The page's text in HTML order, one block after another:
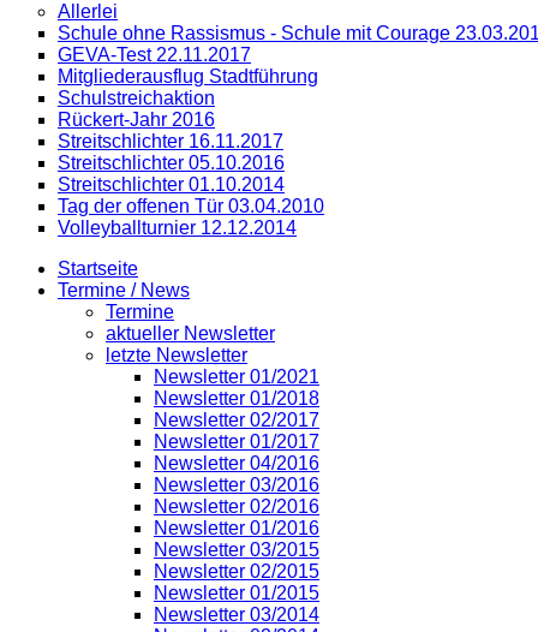
Allerlei
Schule ohne Rassismus - Schule mit Courage
GEVA-Test 22.11.2017
Mitgliederausflug Stadtführung
Schulstreichaktion
Rückert-Jahr 2016
Streitschlichter 16.11.2017
Streitschlichter 05.10.2016
Streitschlichter 01.10.2014
Tag der offenen Tür 03.04.2010
Volleyballturnier 12.12.2014
Startseite
Termine / News
Termine
aktueller Newsletter
letzte Newsletter
Newsletter 01/2021
Newsletter 01/2018
Newsletter 02/2017
Newsletter 01/2017
Newsletter 04/2016
Newsletter 03/2016
Newsletter 02/2016
Newsletter 01/2016
Newsletter 03/2015
Newsletter 02/2015
Newsletter 01/2015
Newsletter 03/2014